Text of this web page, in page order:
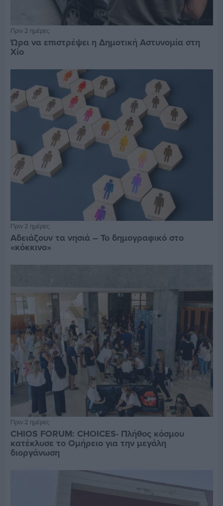
Πριν 2 ημέρες
Ώρα να επιστρέψει η Δημοτική Αστυνομία στη
Χίο
Πριν 2 ημέρες
Αδειάζουν τα νησιά – Το δημογραφικό στο
«κόκκινο»
Πριν 2 ημέρες
CHIOS FORUM: CHOICES- Πλήθος κόσμου
κατέκλυσε το Ομήρειο για την μεγάλη
διοργάνωση